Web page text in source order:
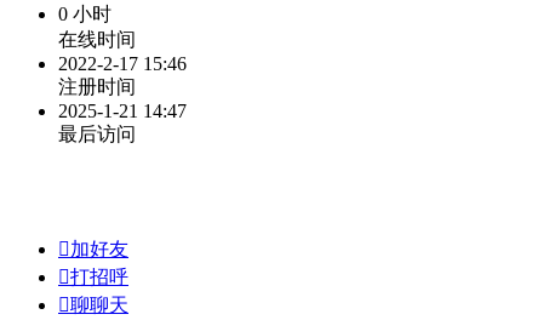
0 小时
在线时间
2022-2-17 15:46
注册时间
2025-1-21 14:47
最后访问
加好友
打招呼
聊聊天